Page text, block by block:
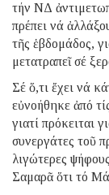
τήν ΝΔ
πρέπει νά
τῆς ἑβδομάδος,
μετατραπεῖ σέ
Σέ ὅ,τι ἔχει νά
εὐνοήθηκε ἀπό
γιατί πρόκειται
συνεργάτες τοῦ
λιγώτερες
Σαμαρᾶ ὅτι τό